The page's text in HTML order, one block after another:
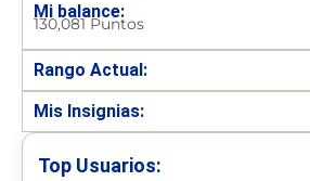
Mi balance:
130,081 Puntos
Rango Actual:
Mis Insignias:
Top Usuarios: